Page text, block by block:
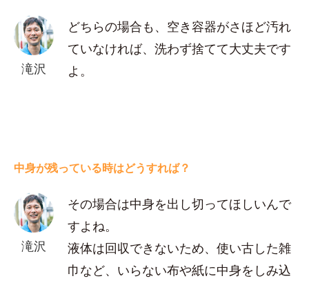
滝沢
どちらの場合も、空き容器がさほど汚れ
ていなければ、洗わず捨てて大丈夫です
よ。
中身が残っている時はどうすれば？
滝沢
その場合は中身を出し切ってほしいんで
すよね。
液体は回収できないため、使い古した雑
巾など、いらない布や紙に中身をしみ込